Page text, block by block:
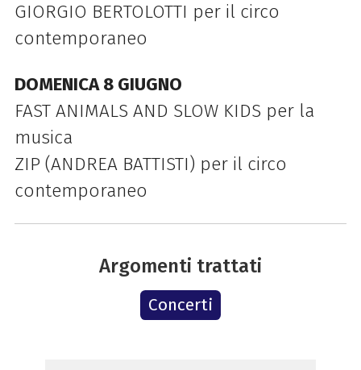
GIORGIO BERTOLOTTI per il circo
contemporaneo
DOMENICA 8 GIUGNO
FAST ANIMALS AND SLOW KIDS per la
musica
ZIP (ANDREA BATTISTI) per il circo
contemporaneo
Argomenti trattati
Concerti